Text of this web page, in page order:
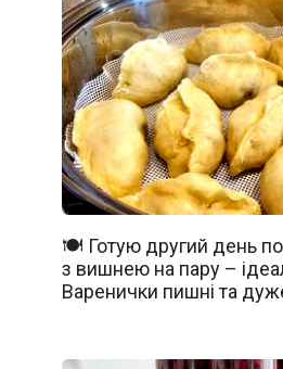
🍽️ Готую другий день
з вишнею на пару –
Варенички пишні та